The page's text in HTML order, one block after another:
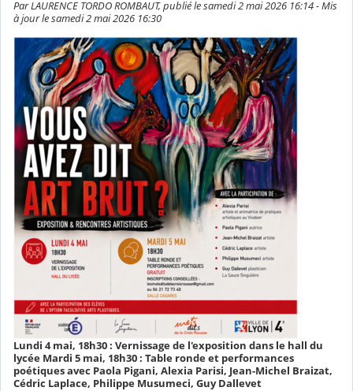
Par LAURENCE TORDO ROMBAUT, publié le samedi 2 mai 2026 16:14 - Mis
à jour le samedi 2 mai 2026 16:30
Lundi 4 mai, 18h30 : Vernissage de l'exposition dans le hall du
lycée Mardi 5 mai, 18h30 : Table ronde et performances
poétiques avec Paola Pigani, Alexia Parisi, Jean-Michel Braizat,
Cédric Laplace, Philippe Musumeci, Guy Dallevet